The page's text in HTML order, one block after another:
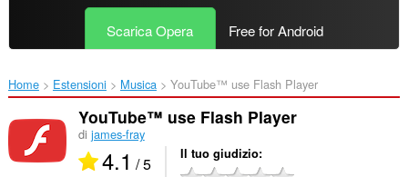
Scarica Opera Free for Android
Home Estensioni Musica YouTube™ use Flash Player‎
YouTube™ use Flash Player
di james-fray
4.1 / 5 Il tuo giudizio